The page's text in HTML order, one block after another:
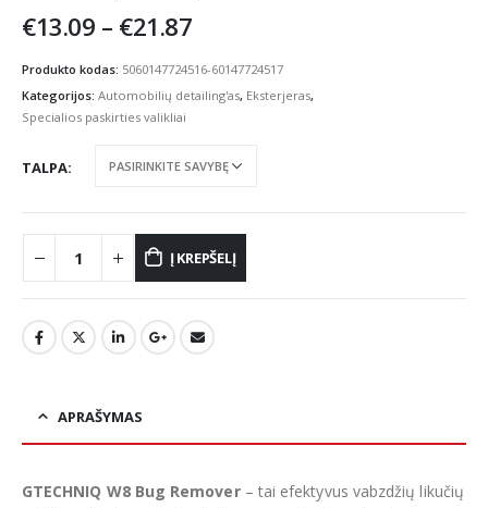
€13.09 – €21.87Price
€13.09
through
Produkto kodas: 5060147724516-60147724517
Kategorijos: Automobilių detailing'as, Eksterjeras,
Specialios paskirties valikliai
TALPA
Į KREPŠELĮ
APRAŠYMAS
GTECHNIQ W8 Bug Remover– tai efektyvus vabzdžių likučių